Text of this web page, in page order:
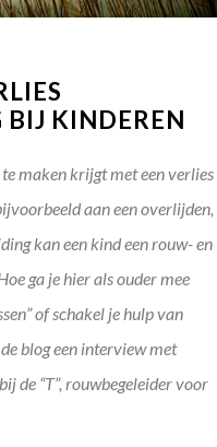
BIJ KINDEREN
maken krijgt met een verlies
aan een overlijden,
kan een kind een rouw- en
ga je hier als ouder mee
of schakel je hulp van
blog een interview met
de “T”, rouwbegeleider voor